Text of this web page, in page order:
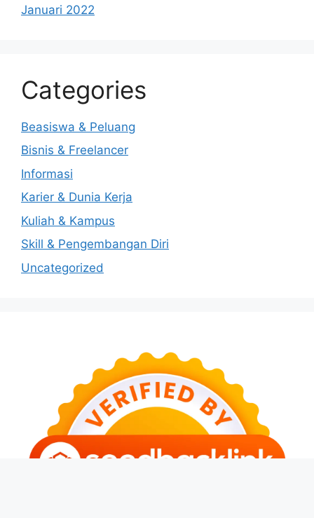
Januari 2022
Categories
Beasiswa & Peluang
Bisnis & Freelancer
Informasi
Karier & Dunia Kerja
Kuliah & Kampus
Skill & Pengembangan Diri
Uncategorized